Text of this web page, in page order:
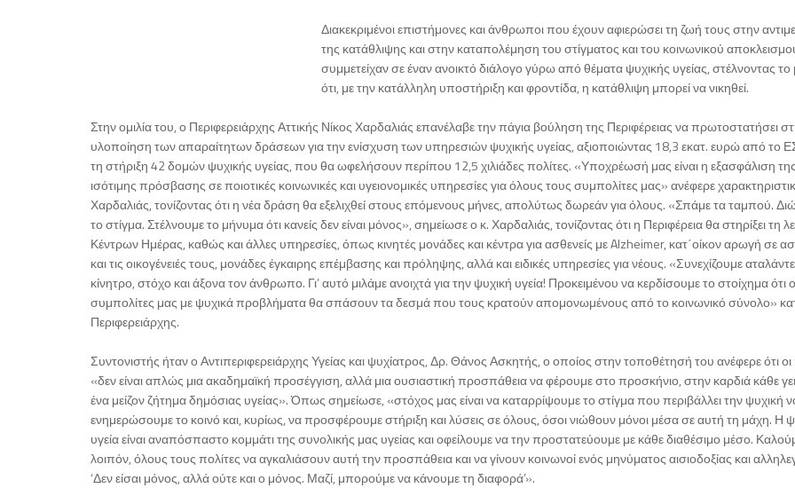
Διακεκριμένοι επιστήμονες και άνθρωποι που έχουν αφιερώσει τη ζωή τους στην
της κατάθλιψης και στην καταπολέμηση του στίγματος και του κοινωνικού
συμμετείχαν σε έναν ανοικτό διάλογο γύρω από θέματα ψυχικής υγείας, στέλνοντας
ότι, με την κατάλληλη υποστήριξη και φροντίδα, η κατάθλιψη μπορεί να νικηθεί.
Στην ομιλία του, ο Περιφερειάρχης Αττικής Νίκος Χαρδαλιάς επανέλαβε την πάγια βούληση της Περιφέρειας να πρωτοστατήσει
υλοποίηση των απαραίτητων δράσεων για την ενίσχυση των υπηρεσιών ψυχικής υγείας, αξιοποιώντας 18,3 εκατ. ευρώ από το
τη στήριξη 42 δομών ψυχικής υγείας, που θα ωφελήσουν περίπου 12,5 χιλιάδες πολίτες. «Υποχρέωσή μας είναι η εξασφάλιση της
ισότιμης πρόσβασης σε ποιοτικές κοινωνικές και υγειονομικές υπηρεσίες για όλους τους συμπολίτες μας» ανέφερε
Χαρδαλιάς, τονίζοντας ότι η νέα δράση θα εξελιχθεί στους επόμενους μήνες, απολύτως δωρεάν για όλους. «Σπάμε τα ταμπού.
το στίγμα. Στέλνουμε το μήνυμα ότι κανείς δεν είναι μόνος», σημείωσε ο κ. Χαρδαλιάς, τονίζοντας ότι η Περιφέρεια θα στηρίξει τη
Κέντρων Ημέρας, καθώς και άλλες υπηρεσίες, όπως κινητές μονάδες και κέντρα για ασθενείς με Alzheimer, κατ΄οίκον αρωγή σε
και τις οικογένειές τους, μονάδες έγκαιρης επέμβασης και πρόληψης, αλλά και ειδικές υπηρεσίες για νέους. «Συνεχίζουμε
κίνητρο, στόχο και άξονα τον άνθρωπο. Γι’ αυτό μιλάμε ανοιχτά για την ψυχική υγεία! Προκειμένου να κερδίσουμε το στοίχημα ότι
συμπολίτες μας με ψυχικά προβλήματα θα σπάσουν τα δεσμά που τους κρατούν απομονωμένους από το κοινωνικό σύνολο»
Περιφερειάρχης.
Συντονιστής ήταν ο Αντιπεριφερειάρχης Υγείας και ψυχίατρος, Δρ. Θάνος Ασκητής, ο οποίος στην τοποθέτησή του ανέφερε ότι οι
«δεν είναι απλώς μια ακαδημαϊκή προσέγγιση, αλλά μια ουσιαστική προσπάθεια να φέρουμε στο προσκήνιο, στην καρδιά κάθε
ένα μείζον ζήτημα δημόσιας υγείας». Όπως σημείωσε, «στόχος μας είναι να καταρρίψουμε το στίγμα που περιβάλλει την ψυχική
ενημερώσουμε το κοινό και, κυρίως, να προσφέρουμε στήριξη και λύσεις σε όλους, όσοι νιώθουν μόνοι μέσα σε αυτή τη μάχη. Η
υγεία είναι αναπόσπαστο κομμάτι της συνολικής μας υγείας και οφείλουμε να την προστατεύουμε με κάθε διαθέσιμο μέσο.
λοιπόν, όλους τους πολίτες να αγκαλιάσουν αυτή την προσπάθεια και να γίνουν κοινωνοί ενός μηνύματος αισιοδοξίας και
‘Δεν είσαι μόνος, αλλά ούτε και ο μόνος. Μαζί, μπορούμε να κάνουμε τη διαφορά’».